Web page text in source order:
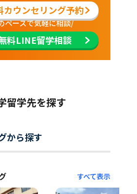
カウンセリング予約
ペースで気軽に相談/
料LINE留学相談
留学先を探す
から探す
すべて表示